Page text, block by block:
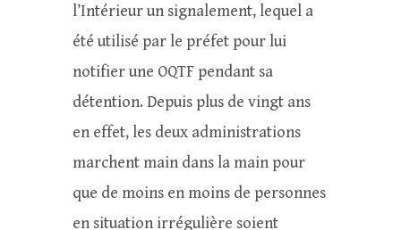
l’Intérieur un signalement, lequel a
été utilisé par le préfet pour lui
notifier une OQTF pendant sa
détention. Depuis plus de vingt ans
en effet, les deux administrations
marchent main dans la main pour
que de moins en moins de personnes
en situation irrégulière soient